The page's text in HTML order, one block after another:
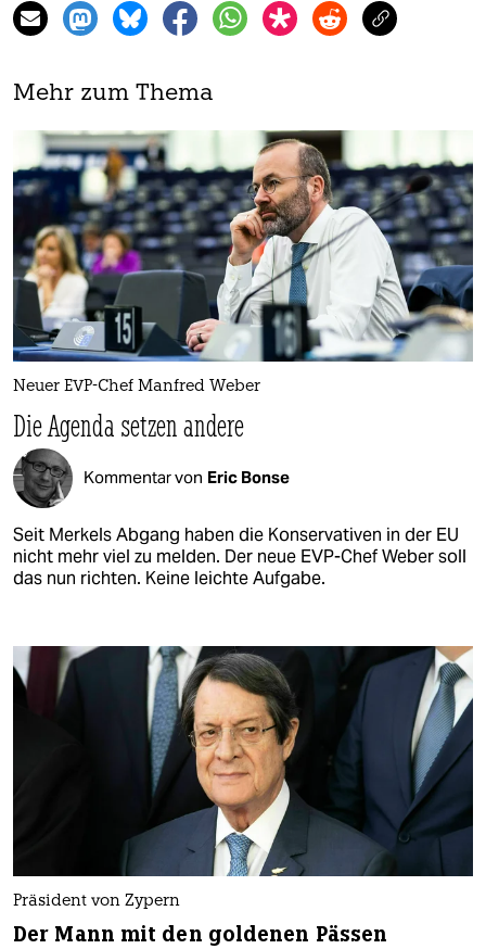
Mehr zum Thema
Neuer EVP-Chef Manfred Weber
Die Agenda setzen andere
Kommentar von Eric Bonse
Seit Merkels Abgang haben die Konservativen in der EU
nicht mehr viel zu melden. Der neue EVP-Chef Weber soll
das nun richten. Keine leichte Aufgabe.
Präsident von Zypern
Der Mann mit den goldenen Pässen